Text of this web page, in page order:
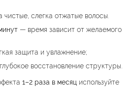
чистые, слегка отжатые волосы.
— время зависит от желаемого
защита и увлажнение;
восстановление структуры.
1–2 раза в месяциспользуйте